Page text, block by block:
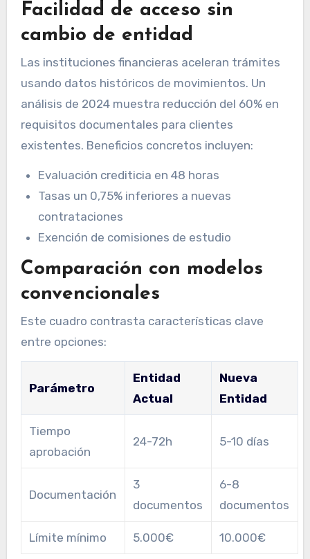
Facilidad de acceso sin
cambio de entidad
Las instituciones financieras aceleran trámites
usando datos históricos de movimientos. Un
análisis de 2024 muestra reducción del 60% en
requisitos documentales para clientes
existentes. Beneficios concretos incluyen:
Evaluación crediticia en 48 horas
Tasas un 0,75% inferiores a nuevas
contrataciones
Exención de comisiones de estudio
Comparación con modelos
convencionales
Este cuadro contrasta características clave
entre opciones:
Parámetro
Entidad
Actual
Nueva
Entidad
Tiempo
aprobación
24-72h 5-10 días
Documentación
3
documentos
6-8
documentos
Límite mínimo 5.000€ 10.000€